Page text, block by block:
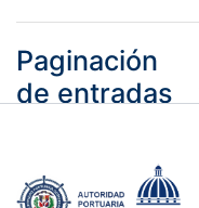
Paginación
de entradas